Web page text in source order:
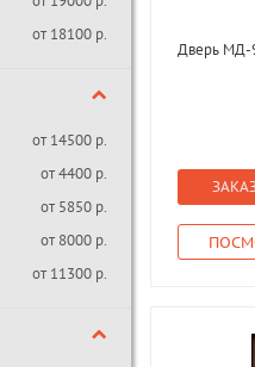
от 18100 р.
от 14500 р.
от 4400 р.
от 5850 р.
от 8000 р.
от 11300 р.
Дверь МД-